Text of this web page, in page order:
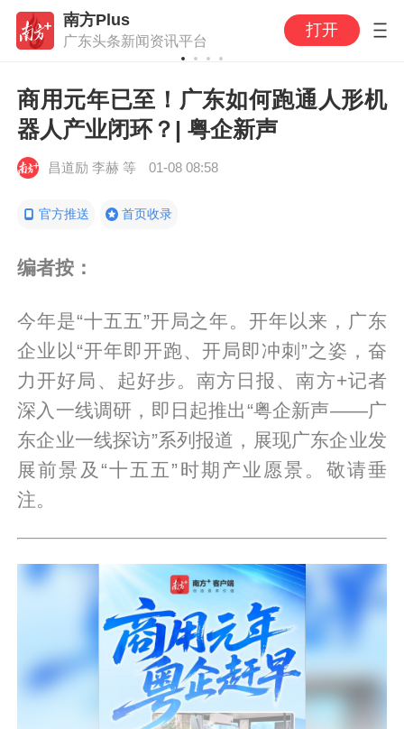
南方Plus
广东头条新闻资讯平台
打开
商用元年已至！广东如何跑通人形机
器人产业闭环？| 粤企新声
昌道励 李赫 等 01-08 08:58
官方推送 首页收录
编者按：
今年是“十五五”开局之年。开年以来，广东
企业以“开年即开跑、开局即冲刺”之姿，奋
力开好局、起好步。南方日报、南方+记者
深入一线调研，即日起推出“粤企新声——广
东企业一线探访”系列报道，展现广东企业发
展前景及“十五五”时期产业愿景。敬请垂
注。